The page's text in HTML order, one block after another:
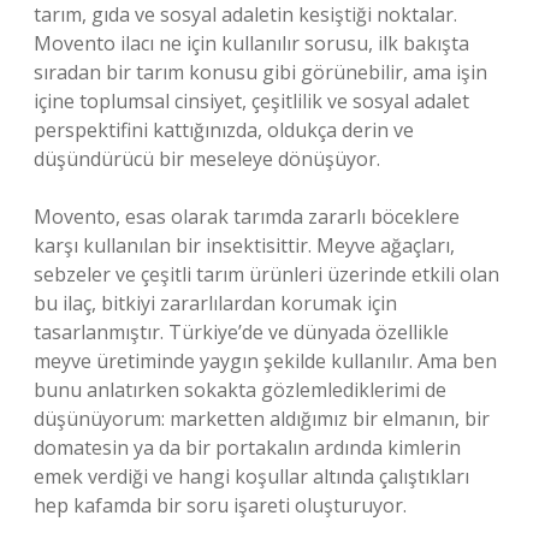
tarım, gıda ve sosyal adaletin kesiştiği noktalar.
Movento ilacı ne için kullanılır sorusu, ilk bakışta
sıradan bir tarım konusu gibi görünebilir, ama işin
içine toplumsal cinsiyet, çeşitlilik ve sosyal adalet
perspektifini kattığınızda, oldukça derin ve
düşündürücü bir meseleye dönüşüyor.
Movento, esas olarak tarımda zararlı böceklere
karşı kullanılan bir insektisittir. Meyve ağaçları,
sebzeler ve çeşitli tarım ürünleri üzerinde etkili olan
bu ilaç, bitkiyi zararlılardan korumak için
tasarlanmıştır. Türkiye’de ve dünyada özellikle
meyve üretiminde yaygın şekilde kullanılır. Ama ben
bunu anlatırken sokakta gözlemlediklerimi de
düşünüyorum: marketten aldığımız bir elmanın, bir
domatesin ya da bir portakalın ardında kimlerin
emek verdiği ve hangi koşullar altında çalıştıkları
hep kafamda bir soru işareti oluşturuyor.